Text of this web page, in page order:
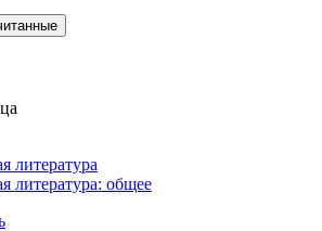
литература
литература: общее